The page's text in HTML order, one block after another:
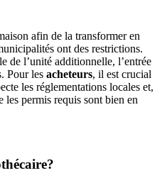
afin de la transformer en
ont des restrictions.
de l’unité additionnelle, l’entrée
Pour les acheteurs, il est crucial
les réglementations locales et,
permis requis sont bien en